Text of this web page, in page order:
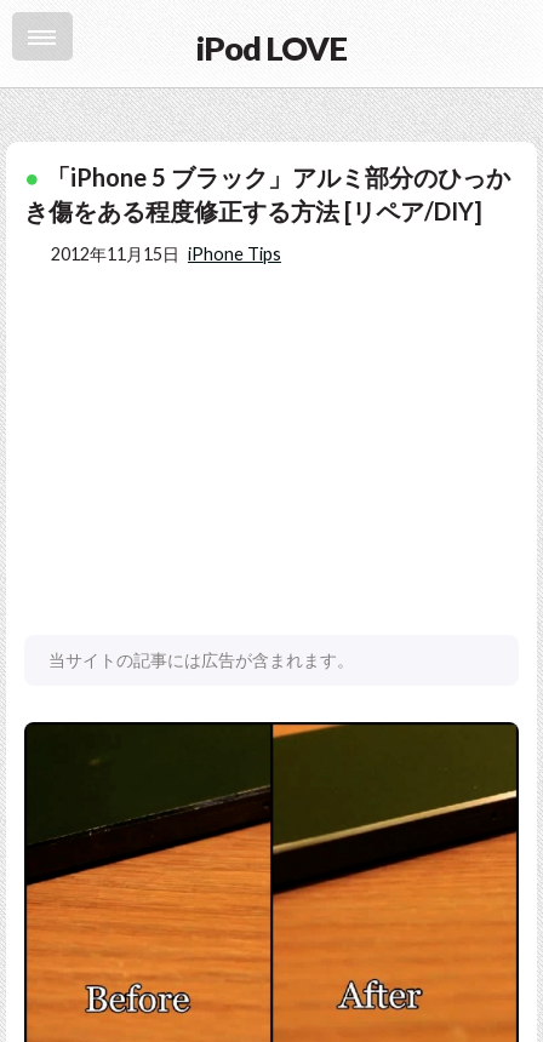
iPod LOVE
「iPhone 5 ブラック」アルミ部分のひっか
き傷をある程度修正する方法 [リペア/DIY]
2012年11月15日 iPhone Tips
当サイトの記事には広告が含まれます。